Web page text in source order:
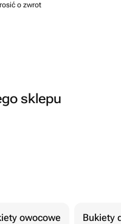
o zwrot
sklepu
owocowe Bukiety